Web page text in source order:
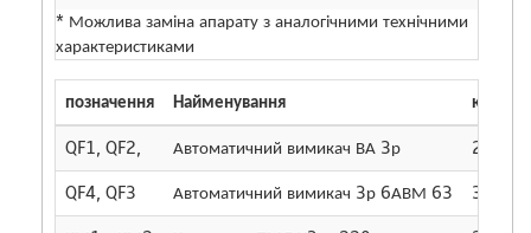
* Можлива заміна апарату з аналогічними технічними
характеристиками
позначення Найменування
QF1, QF2, Автоматичний вимикач ВА 3р 2
QF4, QF3 Автоматичний вимикач 3р 6АВМ 63 3